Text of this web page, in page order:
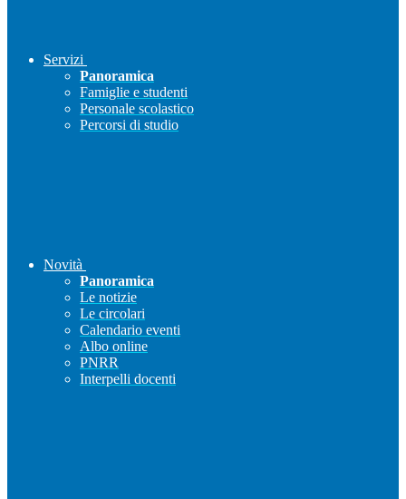
Servizi
Panoramica
Famiglie e studenti
Personale scolastico
Percorsi di studio
Novità
Panoramica
Le notizie
Le circolari
Calendario eventi
Albo online
PNRR
Interpelli docenti